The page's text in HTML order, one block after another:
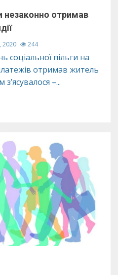
отримав
2020 244
соціальної пільги на
отримав житель
–...